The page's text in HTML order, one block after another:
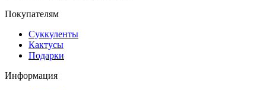
Покупателям
Суккуленты
Кактусы
Подарки
Информация